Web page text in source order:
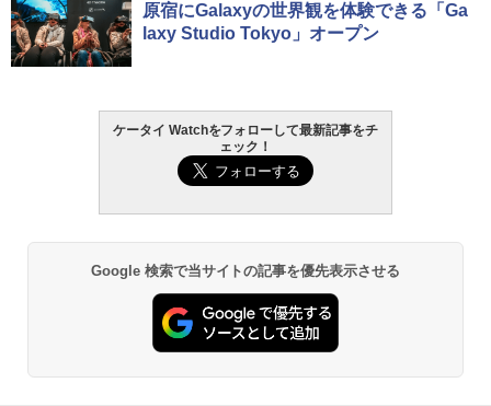
原宿にGalaxyの世界観を体験できる「Ga
laxy Studio Tokyo」オープン
ケータイ Watchをフォローして最新記事をチ
ェック！
Google 検索で当サイトの記事を優先表示させる